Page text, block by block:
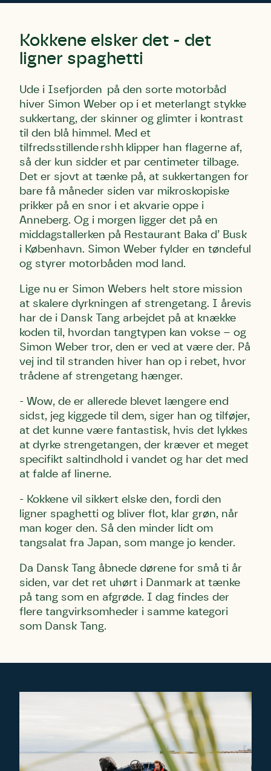
Kokkene elsker det - det
ligner spaghetti
Ude i Isefjorden på den sorte motorbåd
hiver Simon Weber op i et meterlangt stykke
sukkertang, der skinner og glimter i kontrast
til den blå himmel. Med et
tilfredsstillende rshh klipper han flagerne af,
så der kun sidder et par centimeter tilbage.
Det er sjovt at tænke på, at sukkertangen for
bare få måneder siden var mikroskopiske
prikker på en snor i et akvarie oppe i
Anneberg. Og i morgen ligger det på en
middagstallerken på Restaurant Baka d’ Busk
i København. Simon Weber fylder en tøndeful
og styrer motorbåden mod land.
Lige nu er Simon Webers helt store mission
at skalere dyrkningen af strengetang. I årevis
har de i Dansk Tang arbejdet på at knække
koden til, hvordan tangtypen kan vokse – og
Simon Weber tror, den er ved at være der. På
vej ind til stranden hiver han op i rebet, hvor
trådene af strengetang hænger.
- Wow, de er allerede blevet længere end
sidst, jeg kiggede til dem, siger han og tilføjer,
at det kunne være fantastisk, hvis det lykkes
at dyrke strengetangen, der kræver et meget
specifikt saltindhold i vandet og har det med
at falde af linerne.
- Kokkene vil sikkert elske den, fordi den
ligner spaghetti og bliver flot, klar grøn, når
man koger den. Så den minder lidt om
tangsalat fra Japan, som mange jo kender.
Da Dansk Tang åbnede dørene for små ti år
siden, var det ret uhørt i Danmark at tænke
på tang som en afgrøde. I dag findes der
flere tangvirksomheder i samme kategori
som Dansk Tang.
Linie 1
Hjørring
Første punkt
hjem for jordhumle, der nok er den
mest kendte af de danske
humlebiarter. Den store humlebi –
den.
Andet punkt
Humlebier bestøver effektivt
blomster og afgrøder i din have.
Storken tilbage til Kolding